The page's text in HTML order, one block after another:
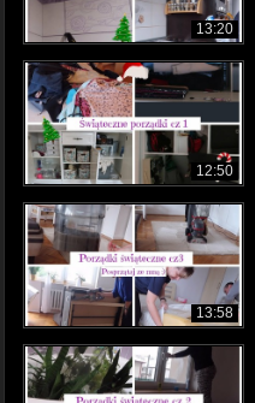
13:20
12:50
13:58